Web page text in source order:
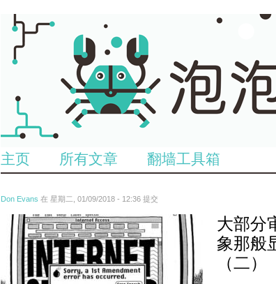
主页 所有文章 翻墙工具箱
Don Evans 在 星期二, 01/09/2018 - 12:36 提交
wechatimg866.jpeg
大部分
象那般
（二）